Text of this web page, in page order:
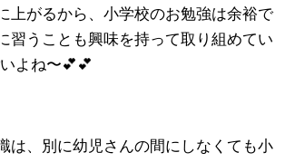
上がるから、小学校のお勉強は余裕で
習うことも興味を持って取り組めてい
よね〜💕💕
は、別に幼児さんの間にしなくても小